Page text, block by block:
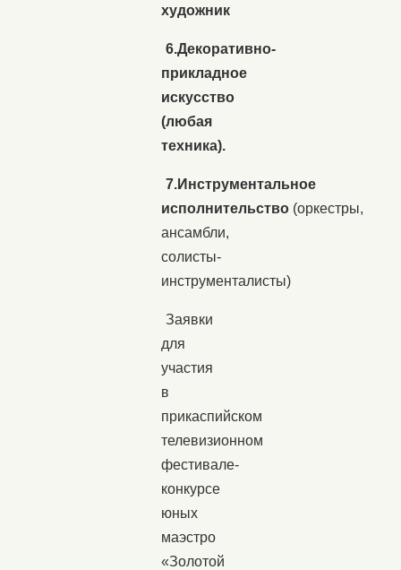
художник
6.Декоративно-
прикладное
искусство
(любая
техника).
7.Инструментальное
исполнительство (оркестры,
ансамбли,
солисты-
инструменталисты)
Заявки
для
участия
в
прикаспийском
телевизионном
фестивале-
конкурсе
юных
маэстро
«Золотой